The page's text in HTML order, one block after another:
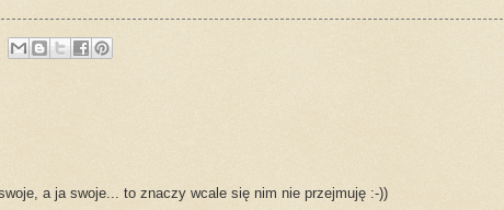
a ja swoje... to znaczy wcale się nim nie przejmuję :-))